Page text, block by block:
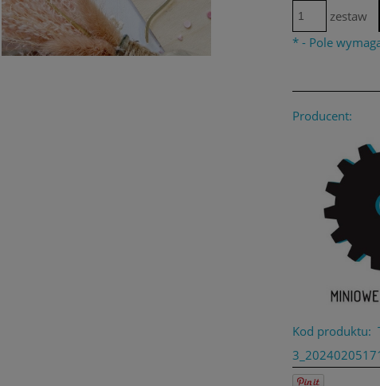
zestaw
* - Pole
Producent:
Kod produktu: